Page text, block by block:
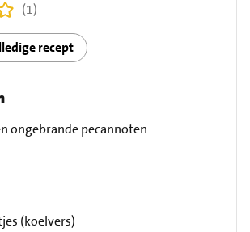
(1)
recept
ongebrande pecannoten
(koelvers)